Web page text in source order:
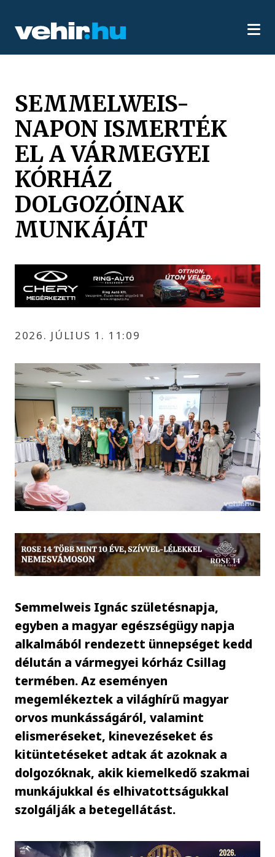
SEMMELWEIS-
NAPON ISMERTÉK
EL A VÁRMEGYEI
KÓRHÁZ
DOLGOZÓINAK
MUNKÁJÁT
2026. JÚLIUS 1. 11:09
Semmelweis Ignác születésnapja,
egyben a magyar egészségügy napja
alkalmából rendezett ünnepséget kedd
délután a vármegyei kórház Csillag
termében. Az eseményen
megemlékeztek a világhírű magyar
orvos munkásságáról, valamint
elismeréseket, kinevezéseket és
kitüntetéseket adtak át azoknak a
dolgozóknak, akik kiemelkedő szakmai
munkájukkal és elhivatottságukkal
szolgálják a betegellátást.